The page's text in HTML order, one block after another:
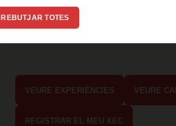
En menys de 15 segons hauria
VEURE EXPERIÈNCIES VEURE
REGISTRAR EL MEU XEC
REBUTJAR TOTES